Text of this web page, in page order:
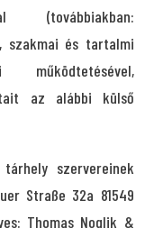
(továbbiakban:
szakmai és tartalmi
az alábbi külső
szervereinek
Straße 32a 81549
Thomas Noglik &